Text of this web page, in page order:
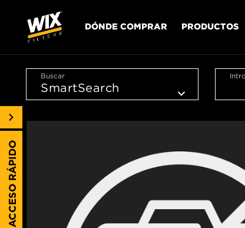
DÓNDE COMPRAR PRODUCTOS
Buscar
ACCESO RÁPIDO